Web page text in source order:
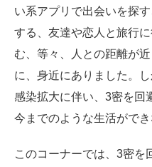
い系アプリで出会いを探
する、友達や恋人と旅行
む、等々、人との距離が
に、身近にありました。
感染拡大に伴い、3密を回
今までのような生活がで
このコーナーでは、3密を